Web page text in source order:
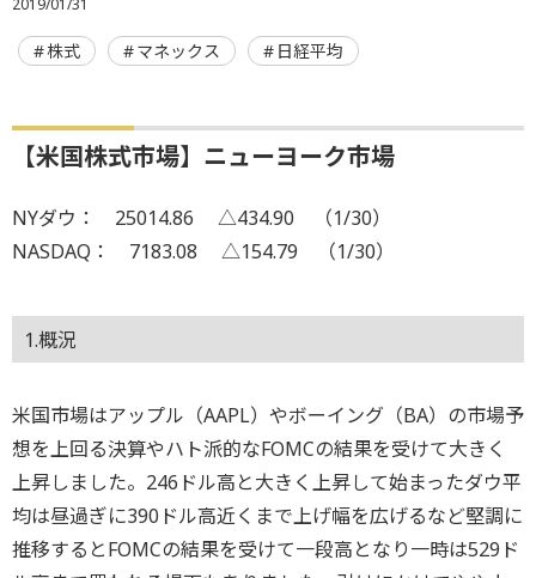
2019/01/31
株式 マネックス 日経平均
【米国株式市場】ニューヨーク市場
NYダウ： 25014.86 △434.90 （1/30）
NASDAQ： 7183.08 △154.79 （1/30）
1.概況
米国市場はアップル（AAPL）やボーイング（BA）の市場予
想を上回る決算やハト派的なFOMCの結果を受けて大きく
上昇しました。246ドル高と大きく上昇して始まったダウ平
均は昼過ぎに390ドル高近くまで上げ幅を広げるなど堅調に
推移するとFOMCの結果を受けて一段高となり一時は529ド